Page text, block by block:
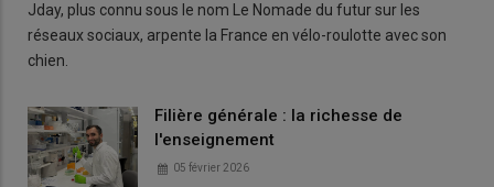
Jday, plus connu sous le nom Le Nomade du futur sur les
réseaux sociaux, arpente la France en vélo-roulotte avec son
chien.
Filière générale : la richesse de
l'enseignement
05 février 2026